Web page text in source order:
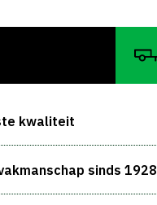
kwaliteit
sinds 1928